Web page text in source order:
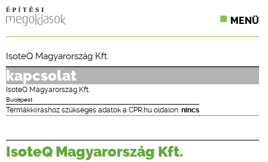
MENÜ
ONLINE KÉPZÉSEK
IsoteQ Magyarország Kft.
kapcsolat
IsoteQ Magyarország Kft.
Budapest
Termákkiíráshoz szükséges adatok a CPR.hu oldalon: nincs
IsoteQ Magyarország Kft.